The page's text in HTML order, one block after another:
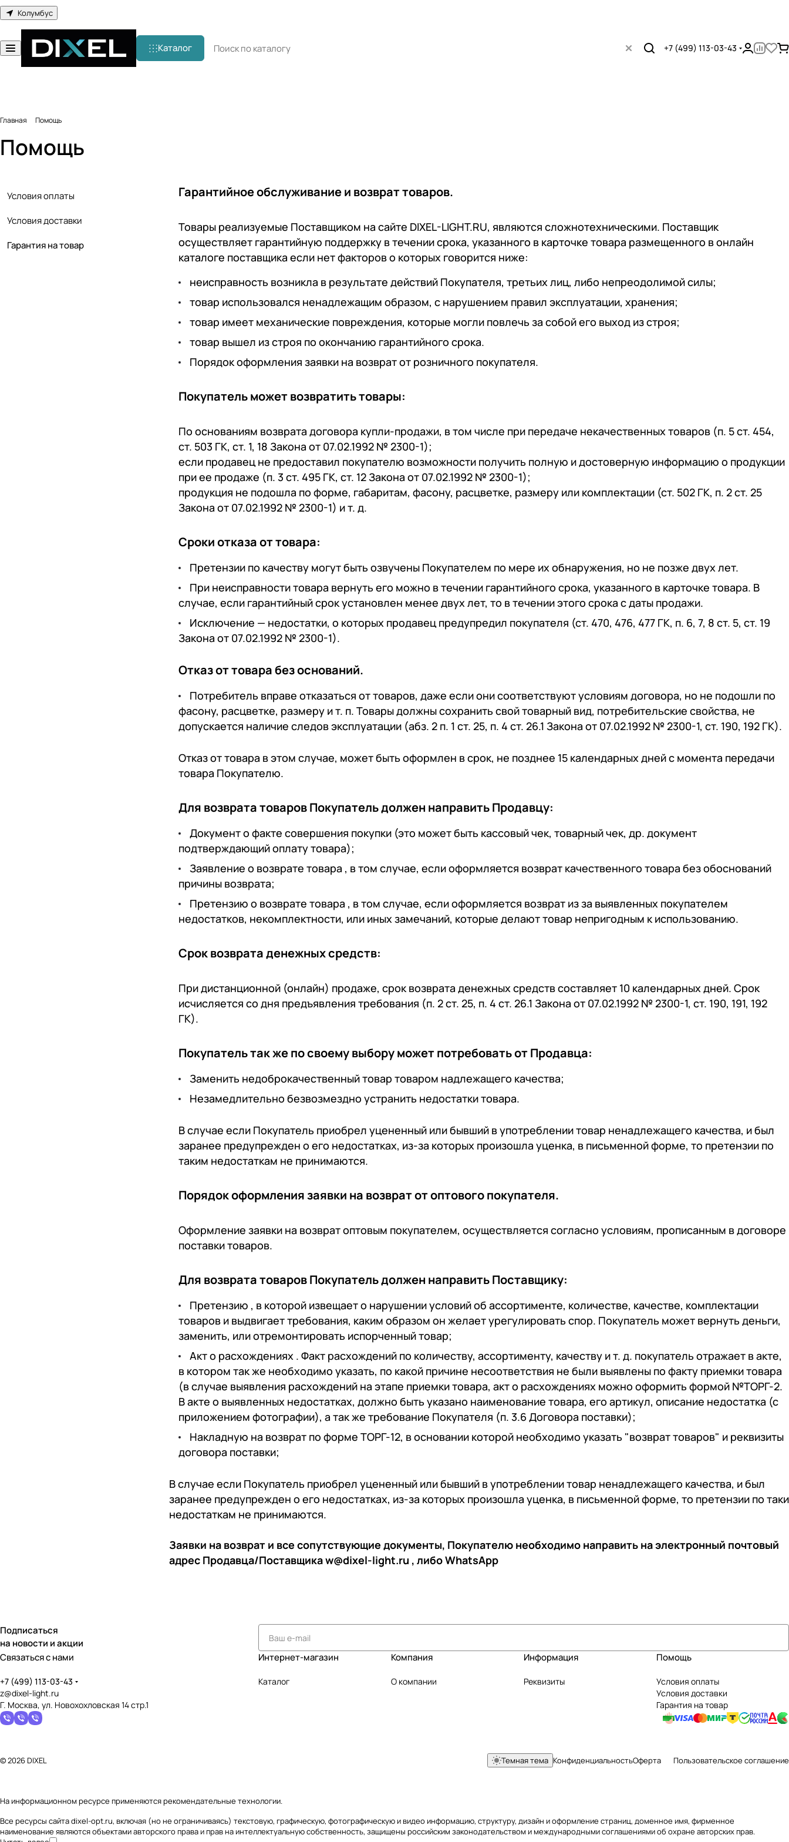
Колумбус
Каталог +7 (499) 113-03-43
Главная Помощь
Помощь
Гарантийное обслуживание и возврат товаров.
Товары реализуемые Поставщиком на сайте DIXEL-LIGHT.RU, являются сложнотехническими. Поставщик
осуществляет гарантийную поддержку в течении срока, указанного в карточке товара размещенного в онлайн
каталоге поставщика если нет факторов о которых говорится ниже:
неисправность возникла в результате действий Покупателя, третьих лиц, либо непреодолимой силы;
товар использовался ненадлежащим образом, с нарушением правил эксплуатации, хранения;
товар имеет механические повреждения, которые могли повлечь за собой его выход из строя;
товар вышел из строя по окончанию гарантийного срока.
Порядок оформления заявки на возврат от розничного покупателя.
Покупатель может возвратить товары:
По основаниям возврата договора купли-продажи, в том числе при передаче некачественных товаров (п. 5 ст. 454,
ст. 503 ГК, ст. 1, 18 Закона от 07.02.1992 № 2300-1);
если продавец не предоставил покупателю возможности получить полную и достоверную информацию о продукции
при ее продаже (п. 3 ст. 495 ГК, ст. 12 Закона от 07.02.1992 № 2300-1);
продукция не подошла по форме, габаритам, фасону, расцветке, размеру или комплектации (ст. 502 ГК, п. 2 ст. 25
Закона от 07.02.1992 № 2300-1) и т. д.
Сроки отказа от товара:
Претензии по качеству могут быть озвучены Покупателем по мере их обнаружения, но не позже двух лет.
При неисправности товара вернуть его можно в течении гарантийного срока, указанного в карточке товара. В
случае, если гарантийный срок установлен менее двух лет, то в течении этого срока с даты продажи.
Исключение — недостатки, о которых продавец предупредил покупателя (ст. 470, 476, 477 ГК, п. 6, 7, 8 ст. 5, ст. 19
Закона от 07.02.1992 № 2300-1).
Отказ от товара без оснований.
Потребитель вправе отказаться от товаров, даже если они соответствуют условиям договора, но не подошли по
фасону, расцветке, размеру и т. п. Товары должны сохранить свой товарный вид, потребительские свойства, не
допускается наличие следов эксплуатации (абз. 2 п. 1 ст. 25, п. 4 ст. 26.1 Закона от 07.02.1992 № 2300-1, ст. 190, 192 ГК).
Отказ от товара в этом случае, может быть оформлен в срок, не позднее 15 календарных дней с момента передачи
товара Покупателю.
Для возврата товаров Покупатель должен направить Продавцу:
Документ о факте совершения покупки (это может быть кассовый чек, товарный чек, др. документ
подтверждающий оплату товара);
Заявление о возврате товара , в том случае, если оформляется возврат качественного товара без обоснований
причины возврата;
Претензию о возврате товара , в том случае, если оформляется возврат из за выявленных покупателем
недостатков, некомплектности, или иных замечаний, которые делают товар непригодным к использованию.
​​​​​​Срок возврата денежных средств:
При дистанционной (онлайн) продаже, срок возврата денежных средств составляет 10 календарных дней. Срок
исчисляется со дня предъявления требования (п. 2 ст. 25, п. 4 ст. 26.1 Закона от 07.02.1992 № 2300-1, ст. 190, 191, 192
ГК).
Покупатель так же по своему выбору может потребовать от Продавца:
Заменить недоброкачественный товар товаром надлежащего качества;
Незамедлительно безвозмездно устранить недостатки товара.
В случае если Покупатель приобрел уцененный или бывший в употреблении товар ненадлежащего качества, и был
заранее предупрежден о его недостатках, из-за которых произошла уценка, в письменной форме, то претензии по
таким недостаткам не принимаются.
Порядок оформления заявки на возврат от оптового покупателя.
Оформление заявки на возврат оптовым покупателем, осуществляется согласно условиям, прописанным в договоре
поставки товаров.
Для возврата товаров Покупатель должен направить Поставщику:
Претензию , в которой извещает о нарушении условий об ассортименте, количестве, качестве, комплектации
товаров и выдвигает требования, каким образом он желает урегулировать спор. Покупатель может вернуть деньги,
заменить, или отремонтировать испорченный товар;
Акт о расхождениях . Факт расхождений по количеству, ассортименту, качеству и т. д. покупатель отражает в акте,
в котором так же необходимо указать, по какой причине несоответствия не были выявлены по факту приемки товара
(в случае выявления расхождений на этапе приемки товара, акт о расхождениях можно оформить формой №ТОРГ-2.
В акте о выявленных недостатках, должно быть указано наименование товара, его артикул, описание недостатка (с
приложением фотографии), а так же требование Покупателя (п. 3.6 Договора поставки);
Накладную на возврат по форме ТОРГ-12, в основании которой необходимо указать "возврат товаров" и реквизиты
договора поставки;
В случае если Покупатель приобрел уцененный или бывший в употреблении товар ненадлежащего качества, и был
заранее предупрежден о его недостатках, из-за которых произошла уценка, в письменной форме, то претензии по
недостаткам не принимаются.
Заявки на возврат и все сопутствующие документы, Покупателю необходимо направить на электронный почтовый
адрес Продавца/Поставщикаw@dixel-light.ru , либоWhatsApp
Условия оплаты
Условия доставки
Гарантия на товар
Подписаться
на новости и акции
Связаться с нами
+7 (499) 113-03-43
z@dixel-light.ru
Г. Москва, ул. Новохохловская 14 стр.1
Интернет-магазин
Каталог
Компания
О компании
Информация
Реквизиты
Помощь
Условия оплаты
Условия доставки
Гарантия на товар
© 2026 DIXEL Темная тема КонфиденциальностьОферта Пользовательское соглашение
На информационном ресурсе применяютсярекомендательные технологии.
Все ресурсы сайта dixel-opt.ru, включая (но не ограничиваясь) текстовую, графическую, фотографическую и видео информацию, структуру, дизайн и оформление страниц, доменное имя, фирменное
наименование являются объектами авторского права и прав на интеллектуальную собственность, защищены российским законодательством и международными соглашениями об охране авторских прав.